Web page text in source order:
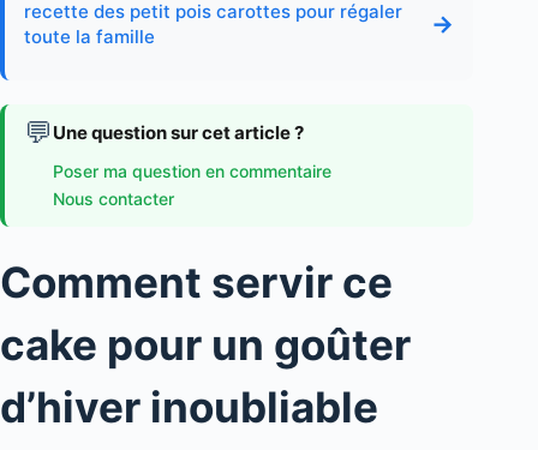
recette des petit pois carottes pour régaler
toute la famille
→
💬 Une question sur cet article ?
Poser ma question en commentaire
Nous contacter
Comment servir ce
cake pour un goûter
d’hiver inoubliable